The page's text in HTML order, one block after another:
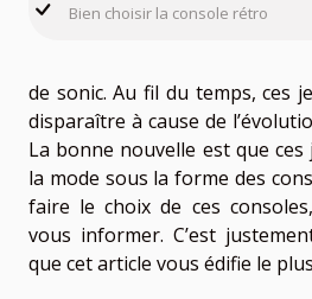
Bien choisir la console rétro
de sonic. Au fil du temps, ces
disparaître à cause de
La bonne nouvelle est que
la mode sous la forme des
faire le choix de ces
vous informer. C’est
que cet article vous édifie le